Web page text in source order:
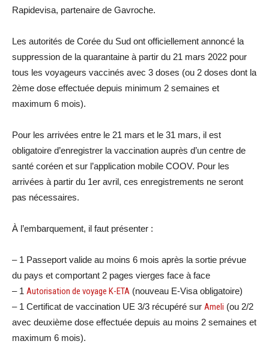
Rapidevisa, partenaire de Gavroche.
Les autorités de Corée du Sud ont officiellement annoncé la
suppression de la quarantaine à partir du 21 mars 2022 pour
tous les voyageurs vaccinés avec 3 doses (ou 2 doses dont la
2ème dose effectuée depuis minimum 2 semaines et
maximum 6 mois).
Pour les arrivées entre le 21 mars et le 31 mars, il est
obligatoire d’enregistrer la vaccination auprès d’un centre de
santé coréen et sur l’application mobile COOV. Pour les
arrivées à partir du 1er avril, ces enregistrements ne seront
pas nécessaires.
À l’embarquement, il faut présenter :
– 1 Passeport valide au moins 6 mois après la sortie prévue
du pays et comportant 2 pages vierges face à face
– 1 Autorisation de voyage K-ETA (nouveau E-Visa obligatoire)
– 1 Certificat de vaccination UE 3/3 récupéré sur Ameli (ou 2/2
avec deuxième dose effectuée depuis au moins 2 semaines et
maximum 6 mois).